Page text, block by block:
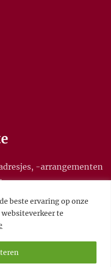
beste ervaring op onze
te
-arrangementen
aan voor onze